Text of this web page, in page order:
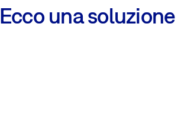
Ecco una